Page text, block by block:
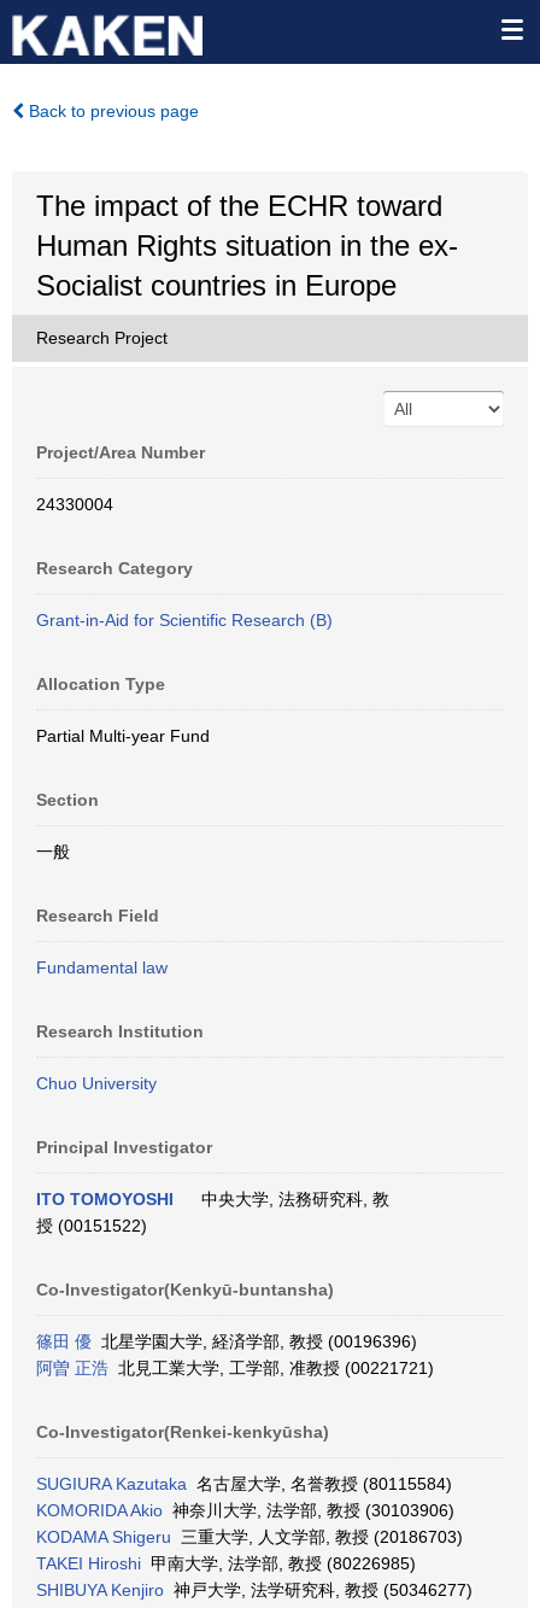
Back to previous page
The impact of the ECHR toward
Human Rights situation in the ex-
Socialist countries in Europe
Research Project
Project/Area Number
24330004
Research Category
Grant-in-Aid for Scientific Research (B)
Allocation Type
Partial Multi-year Fund
Section
一般
Research Field
Fundamental law
Research Institution
Chuo University
Principal Investigator
ITO TOMOYOSHI
中央大学, 法務研究科, 教
授 (00151522)
Co-Investigator(Kenkyū-buntansha)
篠田 優 北星学園大学, 経済学部, 教授 (00196396)
阿曽 正浩 北見工業大学, 工学部, 准教授 (00221721)
Co-Investigator(Renkei-kenkyūsha)
SUGIURA Kazutaka 名古屋大学, 名誉教授 (80115584)
KOMORIDA Akio 神奈川大学, 法学部, 教授 (30103906)
KODAMA Shigeru 三重大学, 人文学部, 教授 (20186703)
TAKEI Hiroshi 甲南大学, 法学部, 教授 (80226985)
SHIBUYA Kenjiro 神戸大学, 法学研究科, 教授 (50346277)